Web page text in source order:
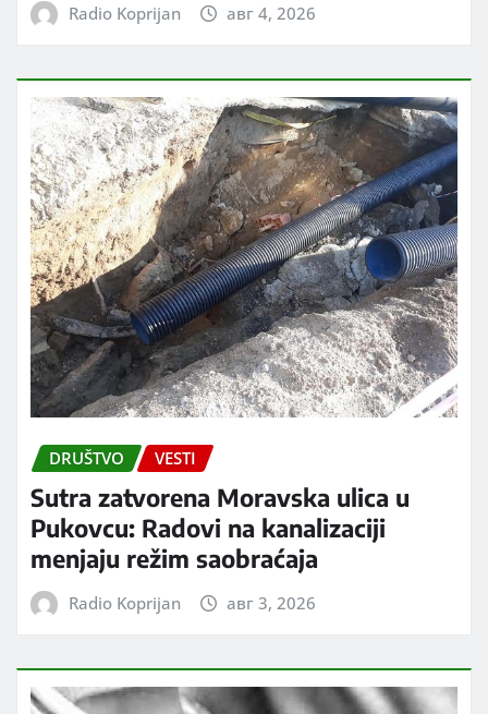
Radio Koprijan авг 4, 2026
DRUŠTVO VESTI
Sutra zatvorena Moravska ulica u
Pukovcu: Radovi na kanalizaciji
menjaju režim saobraćaja
Radio Koprijan авг 3, 2026